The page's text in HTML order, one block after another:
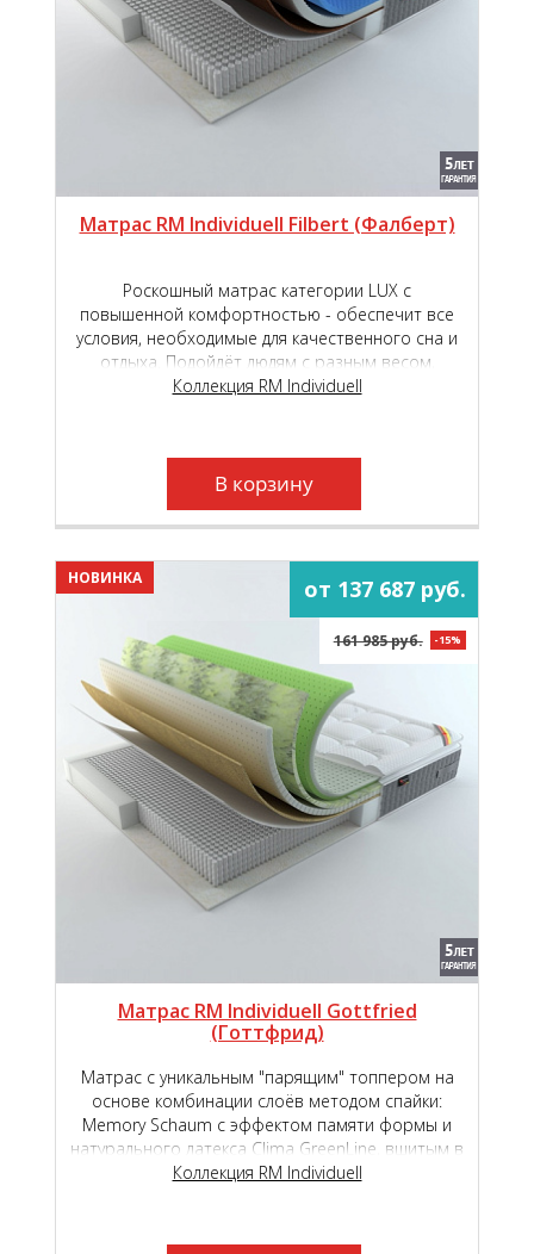
Матрас RM Individuell Filbert (Фалберт)
Роскошный матрас категории LUX с
повышенной комфортностью - обеспечит все
условия, необходимые для качественного сна и
отдыха. Подойдёт людям с разным весом,
любого пола и телосложения.
Коллекция RM Individuell
В корзину
НОВИНКА от 137 687 руб.
161 985 руб. -15%
Матрас RM Individuell Gottfried
(Готтфрид)
Матрас с уникальным "парящим" топпером на
основе комбинации слоёв методом спайки:
Memory Schaum с эффектом памяти формы и
натурального латекса Clima GreenLine, вшитым в
основной чехол на основе премиального
Коллекция RM Individuell